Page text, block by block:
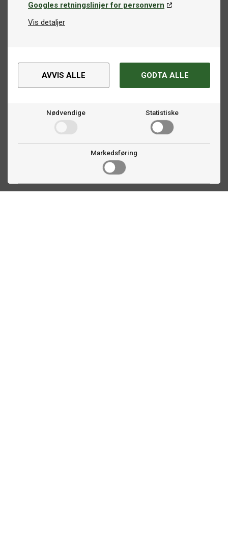
Googles retningslinjer for personvern
Vis detaljer
AVVIS ALLE GODTA ALLE
Nødvendige Statistiske
Markedsføring